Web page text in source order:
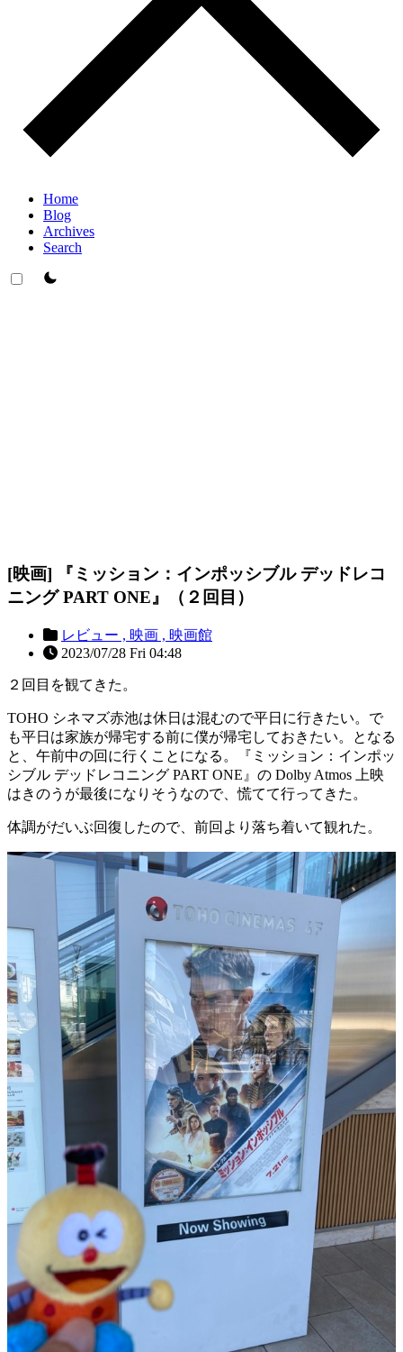
Home
Blog
Archives
Search
theme switcher
[映画] 『ミッション：インポッシブル デッドレコ
ニング PART ONE』（２回目）
レビュー , 映画 , 映画館
2023/07/28 Fri 04:48
２回目を観てきた。
TOHO シネマズ赤池は休日は混むので平日に行きたい。で
も平日は家族が帰宅する前に僕が帰宅しておきたい。となる
と、午前中の回に行くことになる。『ミッション：インポッ
シブル デッドレコニング PART ONE』の Dolby Atmos 上映
はきのうが最後になりそうなので、慌てて行ってきた。
体調がだいぶ回復したので、前回より落ち着いて観れた。